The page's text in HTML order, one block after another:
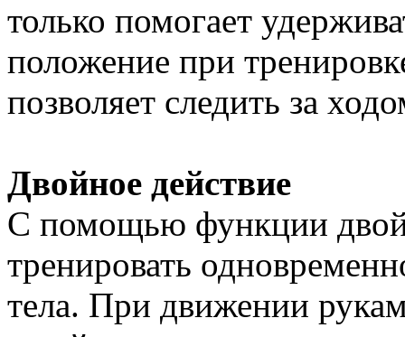
только помогает
положение при
позволяет следить за
Двойное действие
С помощью функции
тренировать
тела. При движении